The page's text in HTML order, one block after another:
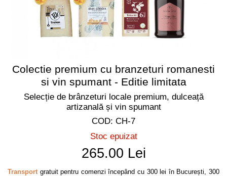
Colectie premium cu branzeturi romanesti
si vin spumant - Editie limitata
Selecție de brânzeturi locale premium, dulceață
artizanală și vin spumant
COD: CH-7
Stoc epuizat
265.00 Lei
Transportgratuit pentru comenzi începând cu 300 lei în București, 300